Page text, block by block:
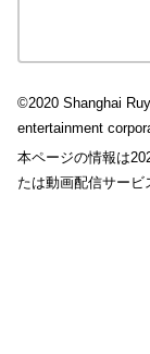
©2020 Shanghai
entertainment
本ページの情報は
たは動画配信サービ